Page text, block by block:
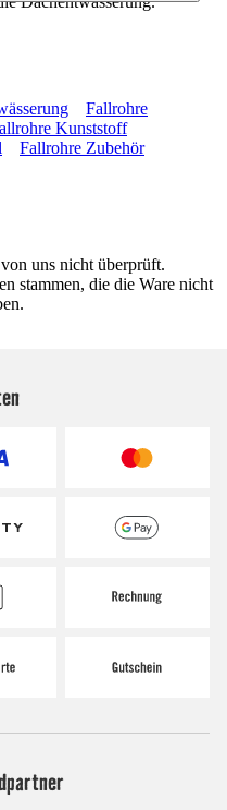
Fallrohre
Kunststoff
Fallrohre Zubehör
uns nicht überprüft.
stammen, die die Ware nicht